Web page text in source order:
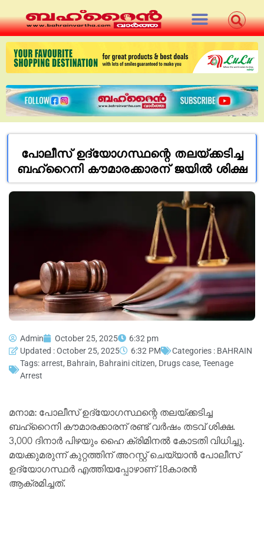
പോലീസ് ഉദ്യോഗസ്ഥന്റെ തലയ്ക്കടിച്ച
ബഹ്റൈനി കൗമാരക്കാരന് ജയില്‍ ശിക്ഷ
Admin October 25, 2025
6:32 pm
Updated : October 25, 2025
6:32 PM Categories : BAHRAIN
Tags:arrest, Bahrain, Bahraini citizen, Drugs case, Teenage
Arrest
മനാമ: പോലീസ് ഉദ്യോഗസ്ഥന്റെ തലയ്ക്കടിച്ച
ബഹ്റൈനി കൗമാരക്കാരന് രണ്ട് വര്‍ഷം തടവ് ശിക്ഷ.
3,000 ദിനാര്‍ പിഴയും ഹൈ ക്രിമിനല്‍ കോടതി വിധിച്ചു.
മയക്കുമരുന്ന് കുറ്റത്തിന് അറസ്റ്റ് ചെയ്യാന്‍ പോലീസ്
ഉദ്യോഗസ്ഥര്‍ എത്തിയപ്പോഴാണ് 18കാരന്‍
ആക്രമിച്ചത്.